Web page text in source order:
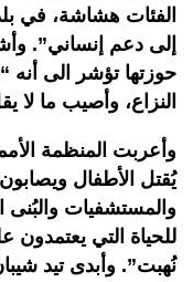
إلى دعم إنساني”.
النزاع، وأصيب ما لا يقل عن
وأعربت المنظمة
يُقتل الأطفال
والمستشفيات والبُنى
للحياة التي
نُهبت”. وأبدى تيد